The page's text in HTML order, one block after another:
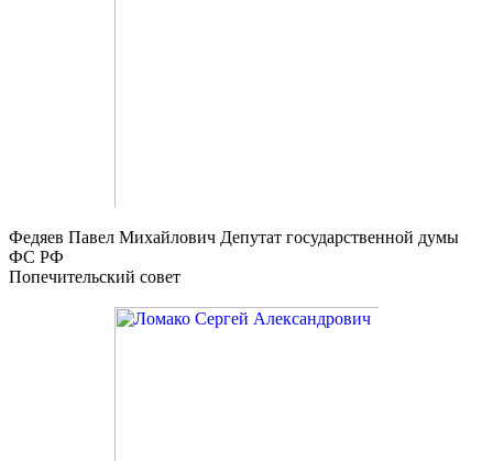
Федяев Павел Михайлович Депутат государственной думы
ФС РФ
Попечительский совет